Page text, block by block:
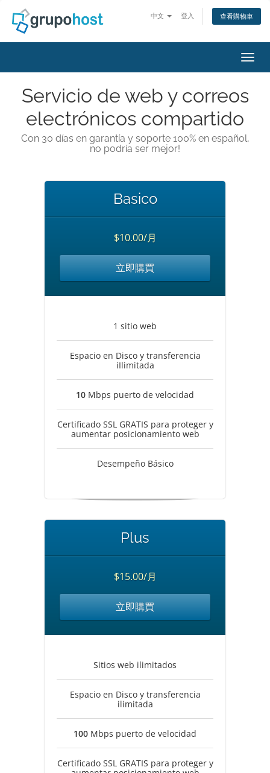
中文 登入 查看購物車
切換
Servicio de web y correos
electrónicos compartido
Con 30 días en garantía y soporte 100% en español,
no podría ser mejor!
Basico
$10.00/月
立即購買
1 sitio web
Espacio en Disco y transferencia
iIlimitada
10 Mbps puerto de velocidad
Certificado SSL GRATIS para proteger y
aumentar posicionamiento web
Desempeño Básico
Plus
$15.00/月
立即購買
Sitios web ilimitados
Espacio en Disco y transferencia
ilimitada
100 Mbps puerto de velocidad
Certificado SSL GRATIS para proteger y